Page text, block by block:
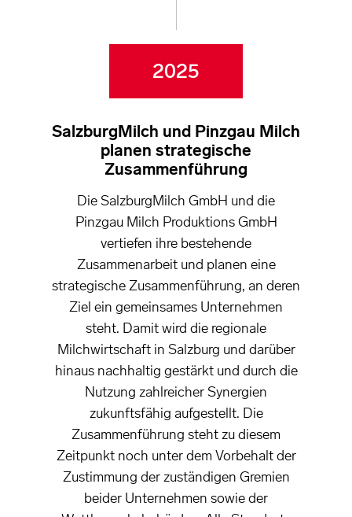
2025
SalzburgMilch und Pinzgau Milch
planen strategische
Zusammenführung
Die SalzburgMilch GmbH und die
Pinzgau Milch Produktions GmbH
vertiefen ihre bestehende
Zusammenarbeit und planen eine
strategische Zusammenführung, an deren
Ziel ein gemeinsames Unternehmen
steht. Damit wird die regionale
Milchwirtschaft in Salzburg und darüber
hinaus nachhaltig gestärkt und durch die
Nutzung zahlreicher Synergien
zukunftsfähig aufgestellt. Die
Zusammenführung steht zu diesem
Zeitpunkt noch unter dem Vorbehalt der
Zustimmung der zuständigen Gremien
beider Unternehmen sowie der